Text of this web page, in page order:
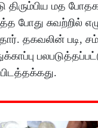
திரும்பிய மத
போது சுவற்றில்
தகவலின்